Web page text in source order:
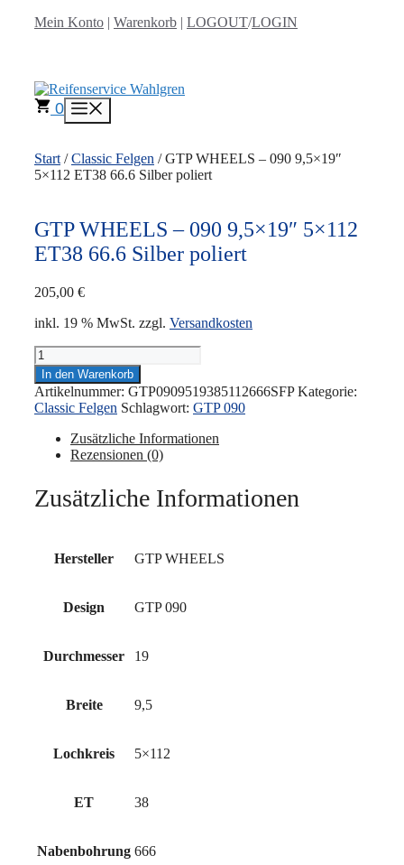
Mein Konto | Warenkorb | LOGOUT/LOGIN
0
Start /Classic Felgen / GTP WHEELS – 090 9,5×19″
5×112 ET38 66.6 Silber poliert
GTP WHEELS – 090 9,5×19″ 5×112
ET38 66.6 Silber poliert
205,00 €
inkl. 19 % MwSt. zzgl. Versandkosten
GTP
WHEELS
-
090
9,5x19"
5x112
ET38
poliert
In den Warenkorb
Artikelnummer: GTP0909519385112666SFP Kategorie:
Classic Felgen Schlagwort: GTP 090
Zusätzliche Informationen
Rezensionen (0)
Zusätzliche Informationen
Hersteller GTP WHEELS
Design GTP 090
Durchmesser 19
Breite 9,5
Lochkreis 5×112
ET 38
Nabenbohrung 666